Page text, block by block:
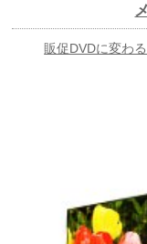
販促DVDに変わ